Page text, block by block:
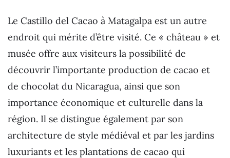
Le Castillo del Cacao à Matagalpa est un autre
endroit qui mérite d’être visité. Ce « château » et
musée offre aux visiteurs la possibilité de
découvrir l’importante production de cacao et
de chocolat du Nicaragua, ainsi que son
importance économique et culturelle dans la
région. Il se distingue également par son
architecture de style médiéval et par les jardins
luxuriants et les plantations de cacao qui